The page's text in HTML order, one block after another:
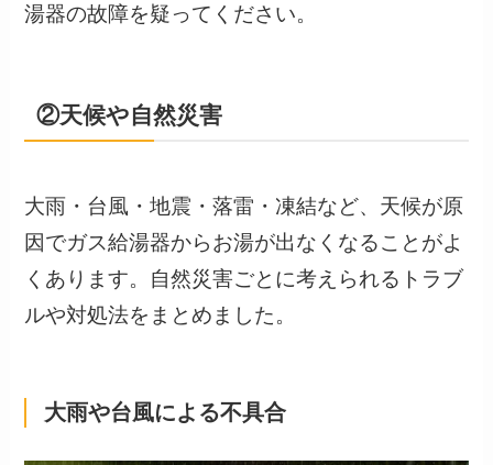
湯器の故障を疑ってください。
②天候や自然災害
大雨・台風・地震・落雷・凍結など、天候が原
因でガス給湯器からお湯が出なくなることがよ
くあります。自然災害ごとに考えられるトラブ
ルや対処法をまとめました。
大雨や台風による不具合